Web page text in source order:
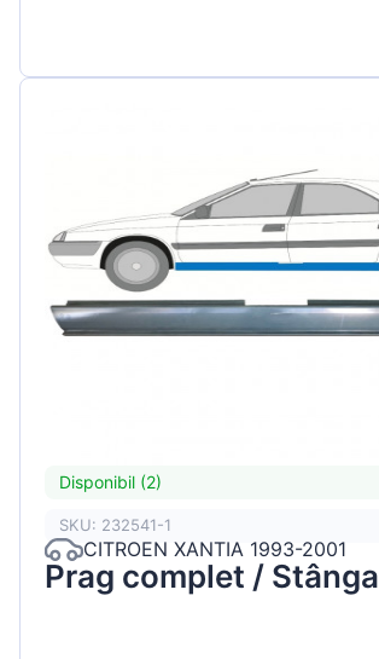
Disponibil (2)
SKU: 232541-1
CITROEN XANTIA 1993-2001
Prag complet / Stânga